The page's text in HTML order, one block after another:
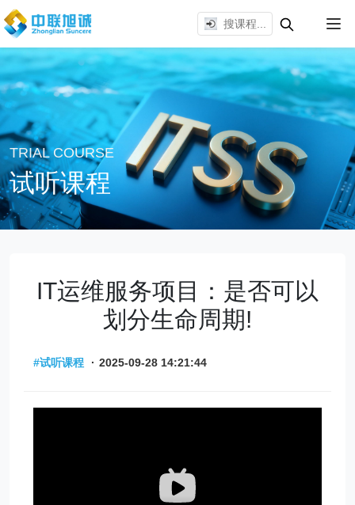
TRIAL COURSE
试听课程
IT运维服务项目：是否可以
划分生命周期!
#试听课程 · 2025-09-28 14:21:44